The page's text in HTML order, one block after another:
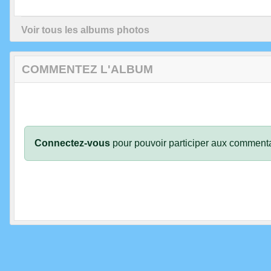
Voir tous les albums photos
COMMENTEZ L'ALBUM
Connectez-vous pour pouvoir participer aux